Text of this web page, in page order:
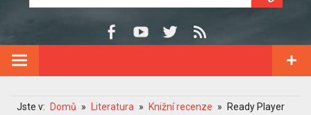
Jste v: Domů Literatura Knižní recenze
Ready Player